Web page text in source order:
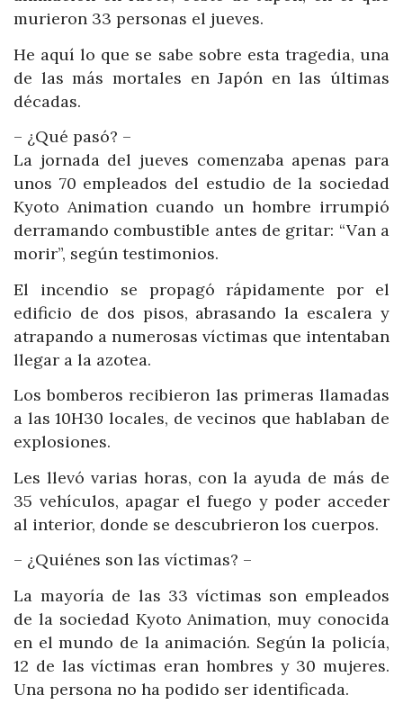
murieron 33 personas el jueves.
He aquí lo que se sabe sobre esta tragedia, una
de las más mortales en Japón en las últimas
décadas.
– ¿Qué pasó? –
La jornada del jueves comenzaba apenas para
unos 70 empleados del estudio de la sociedad
Kyoto Animation cuando un hombre irrumpió
derramando combustible antes de gritar: “Van a
morir”, según testimonios.
El incendio se propagó rápidamente por el
edificio de dos pisos, abrasando la escalera y
atrapando a numerosas víctimas que intentaban
llegar a la azotea.
Los bomberos recibieron las primeras llamadas
a las 10H30 locales, de vecinos que hablaban de
explosiones.
Les llevó varias horas, con la ayuda de más de
35 vehículos, apagar el fuego y poder acceder
al interior, donde se descubrieron los cuerpos.
– ¿Quiénes son las víctimas? –
La mayoría de las 33 víctimas son empleados
de la sociedad Kyoto Animation, muy conocida
en el mundo de la animación. Según la policía,
12 de las víctimas eran hombres y 30 mujeres.
Una persona no ha podido ser identificada.